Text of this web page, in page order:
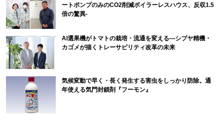
ートポンプのみのCO2削減ボイラーレスハウス、反収1.5
倍の驚異-
AI選果機がトマトの栽培・流通を変える―シブヤ精機・
カゴメが描くトレーサビリティ改革の未来
気候変動で早く・長く発生する害虫をしっかり防除。通
年使える気門封鎖剤『フーモン』